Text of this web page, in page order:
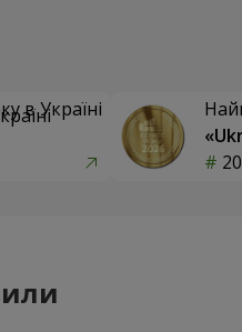
в Україні